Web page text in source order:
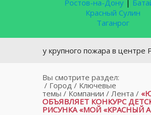
Ростов-на-Дону |
Красный Сулин
Таганрог
крупного пожара в центре
Вы смотрите раздел:
/ Город/ Ключевые
темы / Компании / Лента /
ОБЪЯВЛЯЕТ КОНКУРС
РИСУНКА «МОЙ «КРАСНЫЙ